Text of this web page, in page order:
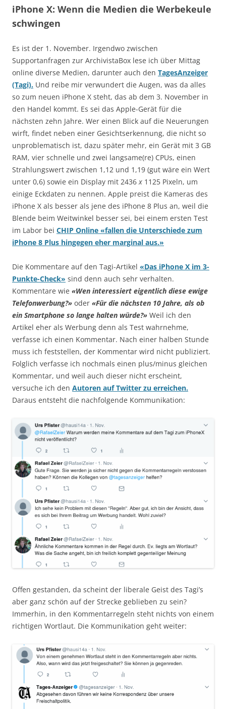
iPhone X: Wenn die Medien die Werbekeule
schwingen
Es ist der 1. November. Irgendwo zwischen
Supportanfragen zur ArchivistaBox lese ich über Mittag
online diverse Medien, darunter auch den TagesAnzeiger
(Tagi). Und reibe mir verwundert die Augen, was da alles
so zum neuen iPhone X steht, das ab dem 3. November in
den Handel kommt. Es sei das Apple-Gerät für die
nächsten zehn Jahre. Wer einen Blick auf die Neuerungen
wirft, findet neben einer Gesichtserkennung, die nicht so
unproblematisch ist, dazu später mehr, ein Gerät mit 3 GB
RAM, vier schnelle und zwei langsame(re) CPUs, einen
Strahlungswert zwischen 1,12 und 1,19 (gut wäre ein Wert
unter 0,6) sowie ein Display mit 2436x 1125 Pixeln, um
einige Eckdaten zu nennen. Apple preist die Kameras des
iPhone X als besser als jene des iPhone 8 Plus an, weil die
Blende beim Weitwinkel besser sei, bei einem ersten Test
im Labor bei CHIP Online «fallen die Unterschiede zum
iPhone 8 Plus hingegen eher marginal aus.»
Die Kommentare auf den Tagi-Artikel «Das iPhone X im 3-
Punkte-Check» sind denn auch sehr verhalten.
Kommentare wie «Wen interessiert eigentlich diese ewige
Telefonwerbung?» oder «Für die nächsten 10 Jahre, als ob
ein Smartphone so lange halten würde?» Weil ich den
Artikel eher als Werbung denn als Test wahrnehme,
verfasse ich einen Kommentar. Nach einer halben Stunde
muss ich feststellen, der Kommentar wird nicht publiziert.
Folglich verfasse ich nochmals einen plus/minus gleichen
Kommentar, und weil auch dieser nicht erscheint,
versuche ich den Autoren auf Twitter zu erreichen.
Daraus entsteht die nachfolgende Kommunikation:
Offen gestanden, da scheint der liberale Geist des Tagi’s
aber ganz schön auf der Strecke geblieben zu sein?
Immerhin, in den Kommentarregeln steht nichts von einem
richtigen Wortlaut. Die Kommunikation geht weiter: